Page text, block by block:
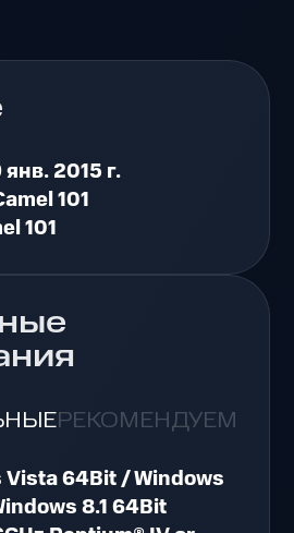
янв. 2015 г.
101
101
РЕКОМЕНДУЕМЫЕ
Vista 64Bit / Windows
8.1 64Bit